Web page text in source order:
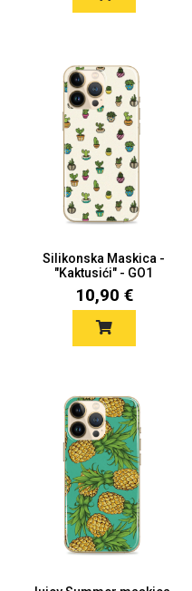
Silikonska Maskica -
"Kaktusići" - GO1
10,90 €
Svijet životinja
Mandale / Cvjetni